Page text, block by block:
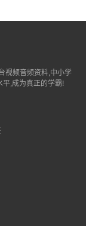
视频音频资料,中小学
平,成为真正的学霸!